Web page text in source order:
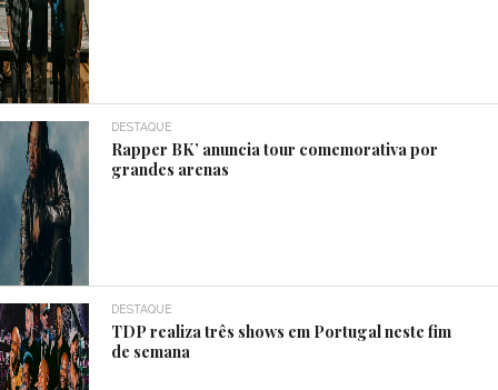
DESTAQUE
Rapper BK’ anuncia tour comemorativa por
grandes arenas
DESTAQUE
TDP realiza três shows em Portugal neste fim
de semana